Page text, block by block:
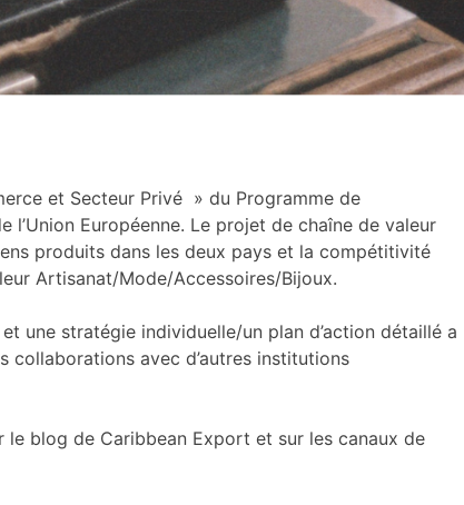
et Secteur Privé » du Programme de
Européenne. Le projet de chaîne de valeur
produits dans les deux pays et la compétitivité
Artisanat/Mode/Accessoires/Bijoux.
une stratégie individuelle/un plan d’action détaillé a
collaborations avec d’autres institutions
blog de Caribbean Export et sur les canaux de